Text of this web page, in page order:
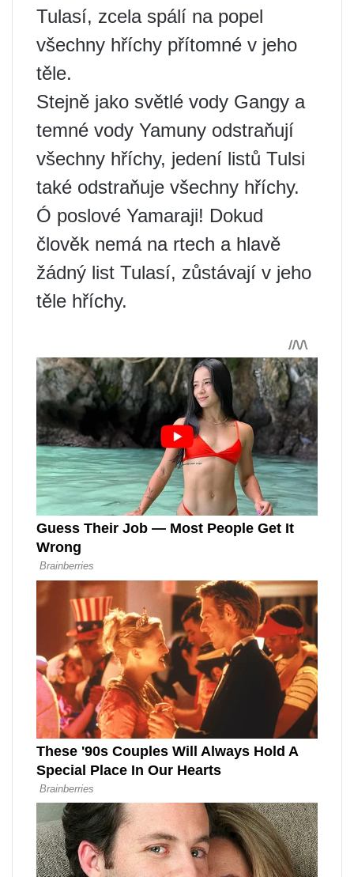
Tulasí, zcela spálí na popel
všechny hříchy přítomné v jeho
těle.
Stejně jako světlé vody Gangy a
temné vody Yamuny odstraňují
všechny hříchy, jedení listů Tulsi
také odstraňuje všechny hříchy.
Ó poslové Yamaraji! Dokud
člověk nemá na rtech a hlavě
žádný list Tulasí, zůstávají v jeho
těle hříchy.